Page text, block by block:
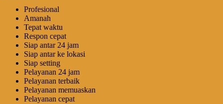
Profesional
Amanah
Tepat waktu
Respon cepat
Siap antar 24 jam
Siap antar ke lokasi
Siap setting
Pelayanan 24 jam
Pelayanan terbaik
Pelayanan memuaskan
Pelayanan cepat